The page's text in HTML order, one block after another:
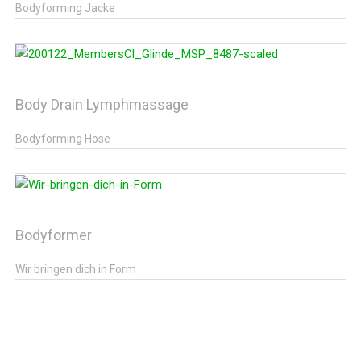
Bodyforming Jacke
Body Drain Lymphmassage
Bodyforming Hose
Bodyformer
Wir bringen dich in Form